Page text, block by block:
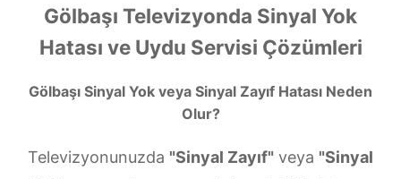
Gölbaşı Televizyonda Sinyal Yok
Hatası ve Uydu Servisi Çözümleri
Gölbaşı Sinyal Yok veya Sinyal Zayıf Hatası Neden
Olur?
Televizyonunuzda "Sinyal Zayıf" veya "Sinyal